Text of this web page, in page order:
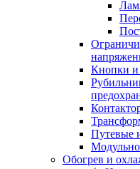
Кнопки и
Путевые
Обогрев и